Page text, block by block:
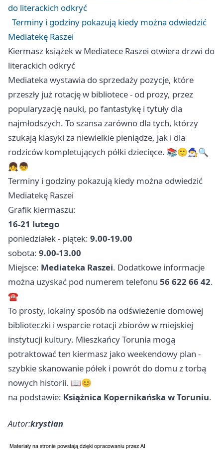
do literackich odkryć
Terminy i godziny pokazują kiedy można odwiedzić
Mediatekę Raszei
Kiermasz książek w Mediatece Raszei otwiera drzwi do
literackich odkryć
Mediateka wystawia do sprzedaży pozycje, które
przeszły już rotację w bibliotece - od prozy, przez
popularyzację nauki, po fantastykę i tytuły dla
najmłodszych. To szansa zarówno dla tych, którzy
szukają klasyki za niewielkie pieniądze, jak i dla
rodziców kompletujących półki dziecięce. 📚🙂🧙‍♂️🔍
👧👦
Terminy i godziny pokazują kiedy można odwiedzić
Mediatekę Raszei
Grafik kiermaszu:
16-21 lutego
poniedziałek - piątek: 9.00-19.00
sobota: 9.00-13.00
Miejsce: Mediateka Raszei. Dodatkowe informacje
można uzyskać pod numerem telefonu 56 622 66 42.
☎️
To prosty, lokalny sposób na odświeżenie domowej
biblioteczki i wsparcie rotacji zbiorów w miejskiej
instytucji kultury. Mieszkańcy Torunia mogą
potraktować ten kiermasz jako weekendowy plan -
szybkie skanowanie półek i powrót do domu z torbą
nowych historii. 📖😊
na podstawie: Książnica Kopernikańska w Toruniu.
Autor:krystian